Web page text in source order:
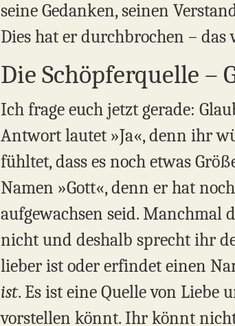
seine Gedanken, seinen
Dies hat er durchbrochen –
Die Schöpferquelle –
Ich frage euch jetzt gerade:
Antwort lautet »Ja«, denn ihr
fühltet, dass es noch etwas
Namen »Gott«, denn er hat
aufgewachsen seid. Manchmal
nicht und deshalb sprecht ihr
lieber ist oder erfindet einen
ist. Es ist eine Quelle von Liebe
vorstellen könnt. Ihr könnt